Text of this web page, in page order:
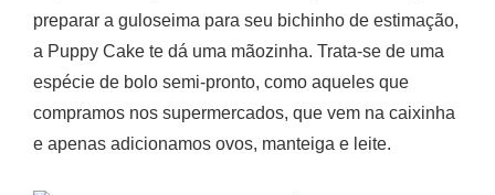
preparar a guloseima para seu bichinho de estimação,
a Puppy Cake te dá uma mãozinha. Trata-se de uma
espécie de bolo semi-pronto, como aqueles que
compramos nos supermercados, que vem na caixinha
e apenas adicionamos ovos, manteiga e leite.